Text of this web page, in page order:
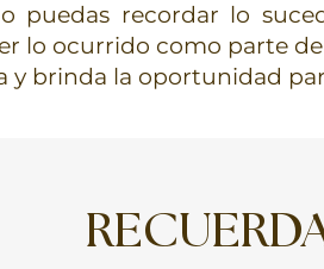
puedas recordar lo
lo ocurrido como parte
y brinda la oportunidad